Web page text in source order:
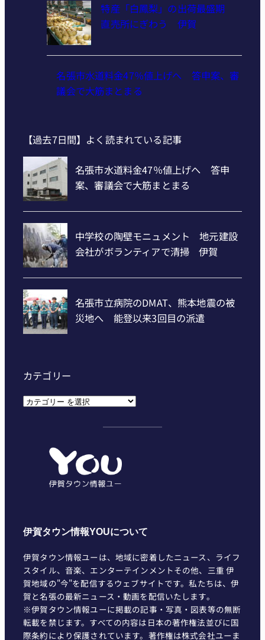
特産「白鳳梨」の出荷最盛期
直売所にぎわう 伊賀
名張市水道料金47％値上げへ 答申案、審
議会で大筋まとまる
【過去7日間】よく読まれている記事
カテゴリー
カ
伊賀タウン情報YOUについて
伊賀タウン情報ユーは、地域に密着したニュース、ライフ
スタイル、音楽、エンターテインメントその他、三重 伊
賀地域の"今"を配信するウェブサイトです。私たちは、伊
賀と名張の最新ニュース・動画を配信いたします。
※伊賀タウン情報ユーに掲載の記事・写真・図表等の無断
転載を禁じます。すべての内容は日本の著作権法並びに国
際条約により保護されています。著作権は株式会社ユーま